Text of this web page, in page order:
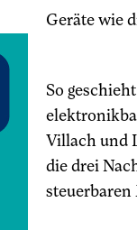
Geräte wie
So
Villach und
die drei